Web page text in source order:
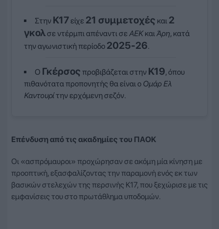
Στην Κ17 είχε 21 συμμετοχές και 2
γκολσε ντέρμπι απέναντι σε ΑΕΚκαιΆρη, κατά
την αγωνιστική περίοδο 2025-26.
Ο Γκέρσος προβιβάζεται στην Κ19, όπου
πιθανότατα προπονητής θα είναι ο Ομάρ Ελ
Καντουρίτην ερχόμενη σεζόν.
Επένδυση από τις ακαδημίες του ΠΑΟΚ
Οι «ασπρόμαυροι» προχώρησαν σε ακόμη μία κίνηση με
προοπτική, εξασφαλίζοντας την παραμονή ενός εκ των
βασικών στελεχών της περσινής Κ17, που ξεχώρισε με τις
εμφανίσεις του στο πρωτάθλημα υποδομών.